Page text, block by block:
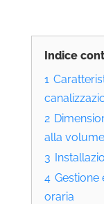
Indice
1
2
alla
3
4
oraria